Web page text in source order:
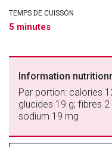
TEMPS DE CUISSON
5 minutes
Information
Par portion: calories
glucides 19 g; fibres
sodium 19 mg